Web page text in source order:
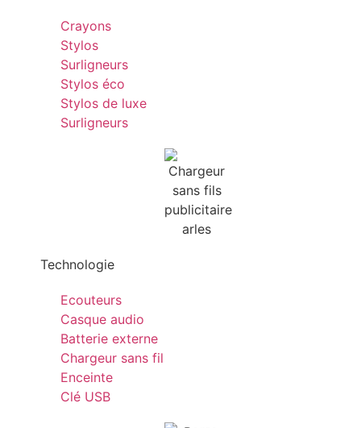
Crayons
Stylos
Surligneurs
Stylos éco
Stylos de luxe
Surligneurs
Technologie
Ecouteurs
Casque audio
Batterie externe
Chargeur sans fil
Enceinte
Clé USB